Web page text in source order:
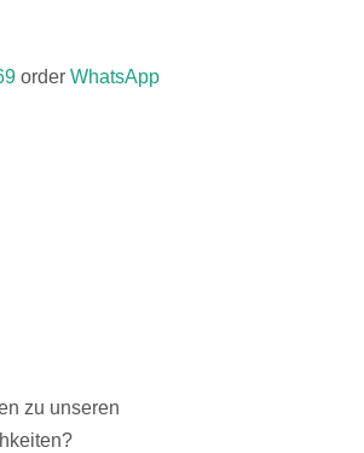
order WhatsApp
zu unseren